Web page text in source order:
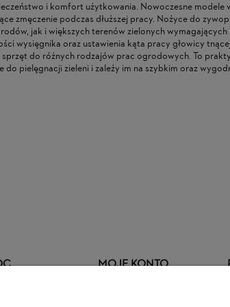
i komfort użytkowania. Nowoczesne modele
zmęczenie podczas dłuższej pracy. Nożyce do
jak i większych terenów zielonych
wysięgnika oraz ustawienia kąta pracy głowicy
do różnych rodzajów prac ogrodowych. To
do pielęgnacji zieleni i zależy im na szybkim oraz
MOJE KONTO